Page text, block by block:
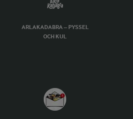
ARLAKADABRA – PYSSEL
OCH KUL